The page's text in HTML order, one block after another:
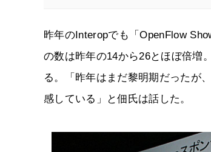
昨年のInteropでも「OpenFlow
の数は昨年の14から26とほぼ倍増
る。「昨年はまだ黎明期だったが
感している」と佃氏は話した。